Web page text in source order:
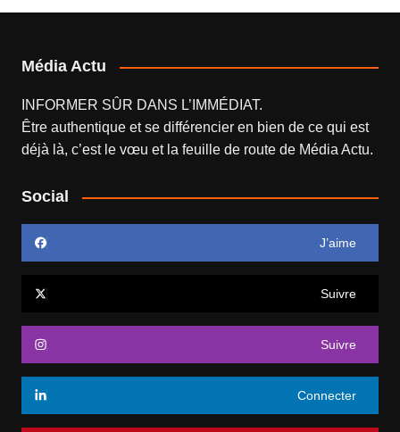
Média Actu
INFORMER SÛR DANS L’IMMÉDIAT.
Être authentique et se différencier en bien de ce qui est
déjà là, c’est le vœu et la feuille de route de Média Actu.
Social
J’aime
Suivre
Suivre
Connecter